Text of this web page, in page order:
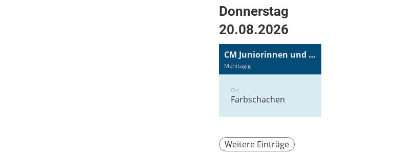
Donnerstag
20.08.2026
CM Juniorinnen und Junioren
Mehrtägig
Ort
Farbschachen
Weitere Einträge